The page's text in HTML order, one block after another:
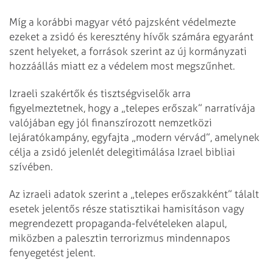
Míg a korábbi magyar vétó pajzsként védelmezte
ezeket a zsidó és keresztény hívők számára egyaránt
szent helyeket, a források szerint az új kormányzati
hozzáállás miatt ez a védelem most megszűnhet.
Izraeli szakértők és tisztségviselők arra
figyelmeztetnek, hogy a „telepes erőszak” narratívája
valójában egy jól finanszírozott nemzetközi
lejáratókampány, egyfajta „modern vérvád”, amelynek
célja a zsidó jelenlét delegitimálása Izrael bibliai
szívében.
Az izraeli adatok szerint a „telepes erőszakként” tálalt
esetek jelentős része statisztikai hamisításon vagy
megrendezett propaganda-felvételeken alapul,
miközben a palesztin terrorizmus mindennapos
fenyegetést jelent.